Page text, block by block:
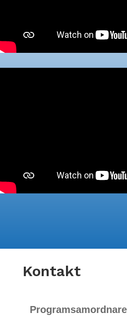
Kontakt
Programsamordnare